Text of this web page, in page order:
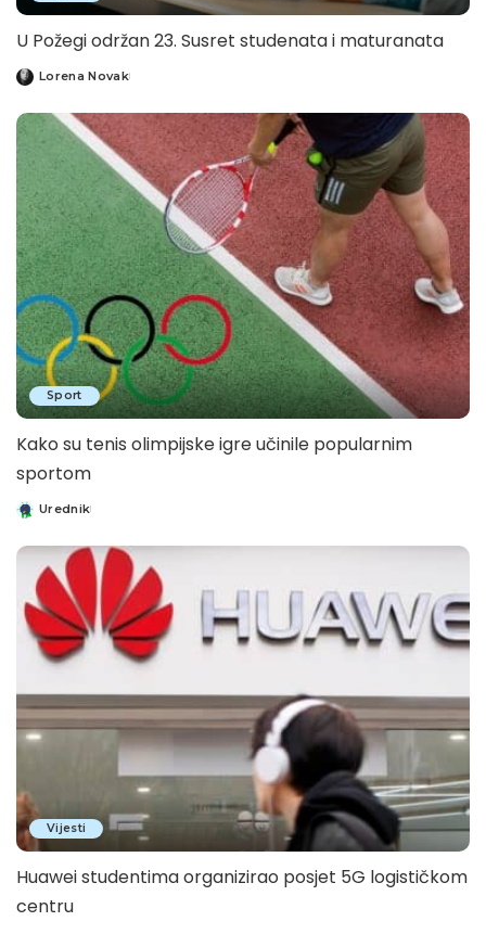
U Požegi održan 23. Susret studenata i maturanata
Posted
Lorena Novak
Sport
Kako su tenis olimpijske igre učinile popularnim
sportom
Posted
Urednik
Vijesti
Huawei studentima organizirao posjet 5G logističkom
centru